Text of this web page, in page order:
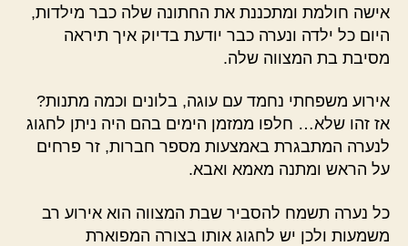
אישה חולמת ומתכננת את החתונה שלה כבר מילדות,
היום כל ילדה ונערה כבר יודעת בדיוק איך תיראה
מסיבת בת המצווה שלה.
אירוע משפחתי נחמד עם עוגה, בלונים וכמה מתנות?
אז זהו שלא… חלפו ממזמן הימים בהם היה ניתן לחגוג
לנערה המתבגרת באמצעות מספר חברות, זר פרחים
על הראש ומתנה מאמא ואבא.
כל נערה תשמח להסביר שבת המצווה הוא אירוע רב
משמעות ולכן יש לחגוג אותו בצורה המפוארת